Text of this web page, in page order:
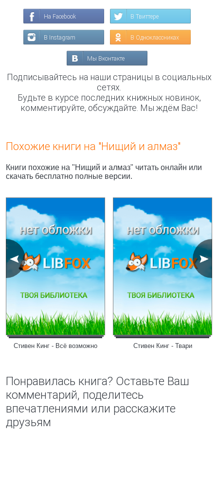
На Facebook В Твиттере
В Instagram В Одноклассниках
Мы Вконтакте
Подписывайтесь на наши страницы в социальных
сетях.
Будьте в курсе последних книжных новинок,
комментируйте, обсуждайте. Мы ждём Вас!
Похожие книги на "Нищий и алмаз"
Книги похожие на "Нищий и алмаз" читать онлайн или
скачать бесплатно полные версии.
Стивен Кинг - Всё возможно Стивен Кинг - Твари
Понравилась книга? Оставьте Ваш
комментарий, поделитесь
впечатлениями или расскажите
друзьям